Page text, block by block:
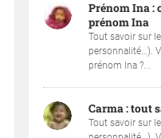
Prénom Ina :
prénom Ina
Tout savoir sur
personnalité…).
prénom Ina ?...
Carma : tout
Tout savoir sur